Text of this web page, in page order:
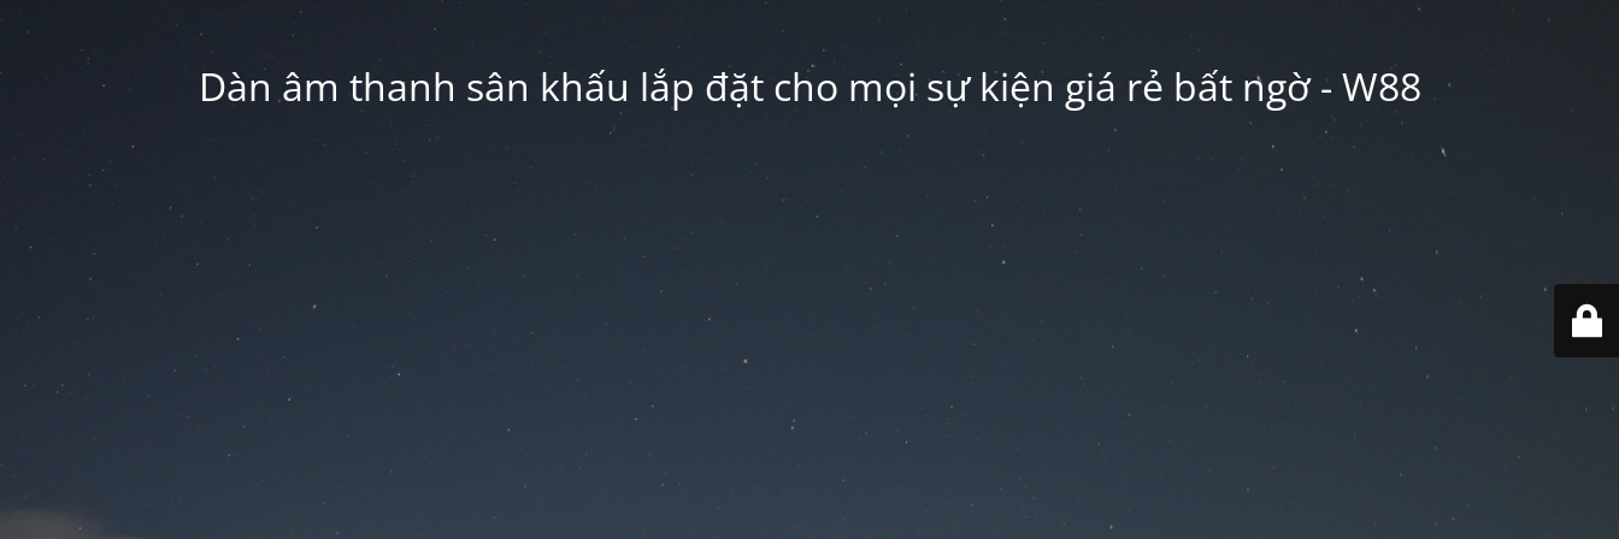
Dàn âm thanh sân khấu lắp đặt cho mọi sự kiện giá rẻ bất ngờ - W88